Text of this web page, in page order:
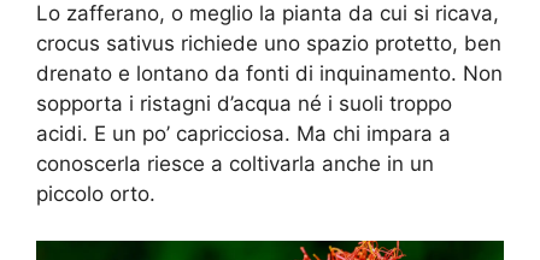
Lo zafferano, o meglio la pianta da cui si ricava,
crocus sativus richiede uno spazio protetto, ben
drenato e lontano da fonti di inquinamento. Non
sopporta i ristagni d’acqua né i suoli troppo
acidi. E un po’ capricciosa. Ma chi impara a
conoscerla riesce a coltivarla anche in un
piccolo orto.